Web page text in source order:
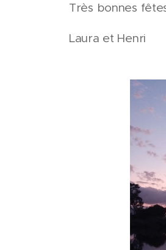
Très bonnes
Laura et Henri